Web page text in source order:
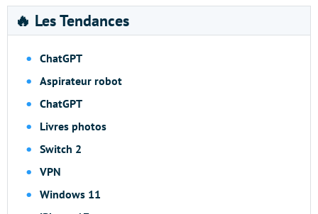
🔥 Les Tendances
ChatGPT
Aspirateur robot
ChatGPT
Livres photos
Switch 2
VPN
Windows 11